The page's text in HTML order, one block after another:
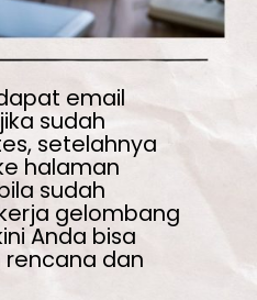
email
sudah
setelahnya
sudah
gelombang
Anda bisa
rencana dan